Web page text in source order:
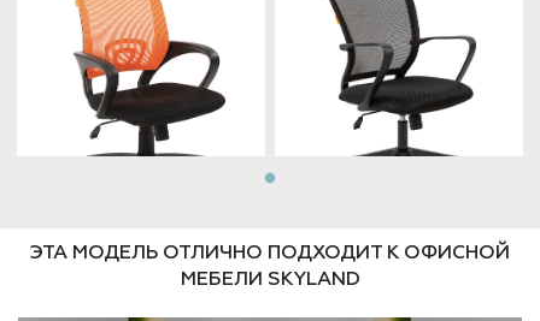
ЭТА МОДЕЛЬ ОТЛИЧНО ПОДХОДИТ К ОФИСНОЙ
МЕБЕЛИ SKYLAND